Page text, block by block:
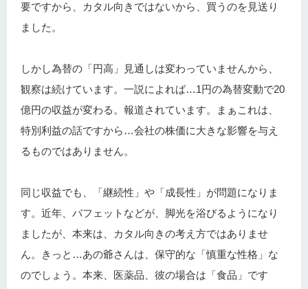
要ですから、カタル向きではないから、買うのを見送り
ました。
しかし為替の「円高」見通しは変わっていませんから、
観察は続けています。一説によれば…1円の為替変動で20
億円の収益が変わる。報道されています。まぁこれは、
特別利益の話ですから…会社の株価に大きな影響を与え
るものではありません。
同じ収益でも、「継続性」や「成長性」が問題になりま
す。近年、バフェットなどが、脚光を浴びるようになり
ましたが、本来は、カタル向きの考え方ではありませ
ん。きっと…あの爺さんは、保守的な「慎重な性格」な
のでしょう。本来、医薬品、彼の場合は「食品」です